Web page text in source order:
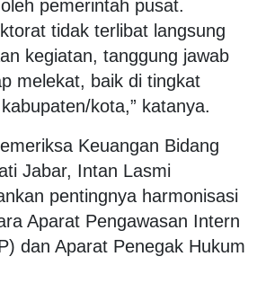
pemerintah pusat.
tidak terlibat langsung
kegiatan, tanggung jawab
melekat, baik di tingkat
kota,” katanya.
Keuangan Bidang
Jabar, Intan Lasmi
pentingnya harmonisasi
Aparat Pengawasan Intern
dan Aparat Penegak Hukum